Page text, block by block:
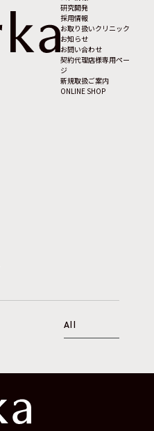
研究開発
採用情報
お取り扱いクリニック
お知らせ
お問い合わせ
契約代理店様専用ペー
ジ
新規取扱ご案内
ONLINE SHOP
All